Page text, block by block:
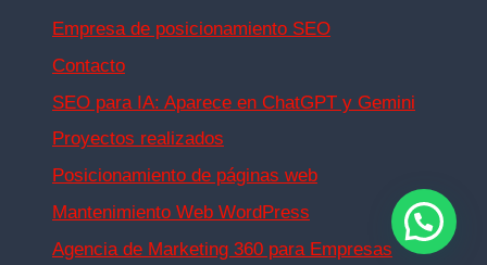
Empresa de posicionamiento SEO
Contacto
SEO para IA: Aparece en ChatGPT y Gemini
Proyectos realizados
Posicionamiento de páginas web
Mantenimiento Web WordPress
Agencia de Marketing 360 para Empresas